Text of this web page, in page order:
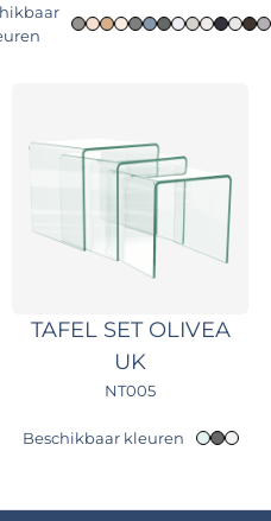
TAFEL SET OLIVEA
UK
NT005
Beschikbaar kleuren